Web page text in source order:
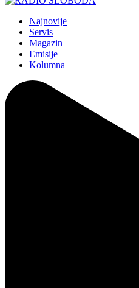
Najnovije
Servis
Magazin
Emisije
Kolumna